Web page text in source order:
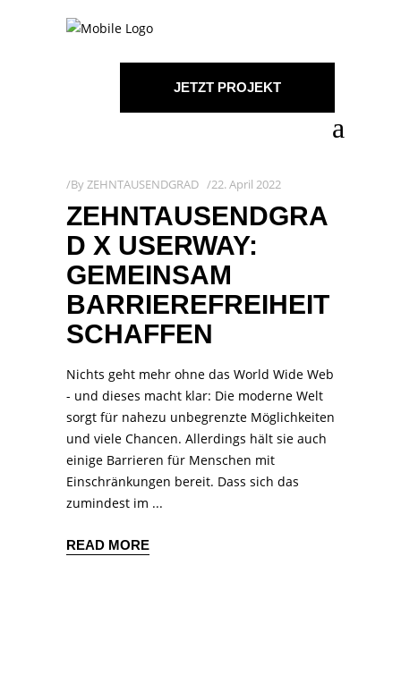
JETZT PROJEKT
ByZEHNTAUSENDGRAD 22. April 2022
ZEHNTAUSENDGRA
D X USERWAY:
GEMEINSAM
BARRIEREFREIHEIT
SCHAFFEN
Nichts geht mehr ohne das World Wide Web
- und dieses macht klar: Die moderne Welt
sorgt für nahezu unbegrenzte Möglichkeiten
und viele Chancen. Allerdings hält sie auch
einige Barrieren für Menschen mit
Einschränkungen bereit. Dass sich das
zumindest im
READ MORE